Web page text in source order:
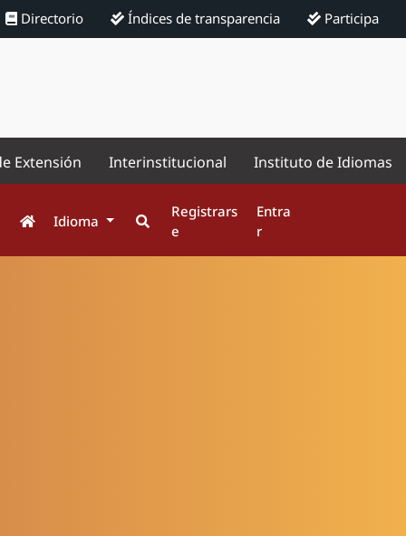
Directorio Índices de transparencia Participa
Extensión Interinstitucional Instituto de Idiomas
Idioma
Registrars
e
Entra
r